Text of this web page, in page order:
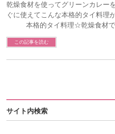
乾燥食材を使ってグリーンカレー
ぐに使えてこんな本格的タイ料理
本格的タイ料理☆乾燥食材で
この記事を読む
サイト内検索